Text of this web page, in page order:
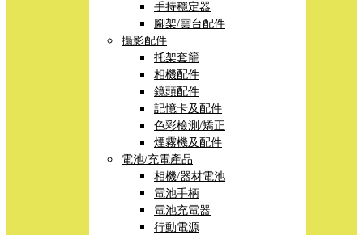
手持穩定器
腳架/雲台配件
攝影配件
托架套籠
相機配件
鏡頭配件
記憶卡及配件
色彩檢測/矯正
煙霧機及配件
電池/充電產品
相機/器材電池
電池手柄
電池充電器
行動電源